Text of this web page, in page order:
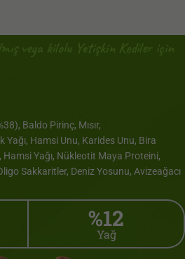
Baldo Pirinç, Mısır,
Yağı, Hamsi Unu, Karides Unu, Bira
Hamsi Yağı, Nükleotit Maya Proteini,
Sakkaritler, Deniz Yosunu, Avizeağacı
%12
Yağ